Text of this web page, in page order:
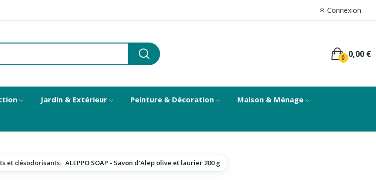
Connexion
0,00 €
0
Jardin & Extérieur Peinture & Décoration
Maison & Ménage
et désodorisants ALEPPO SOAP - Savon d'Alep olive et laurier 200 g